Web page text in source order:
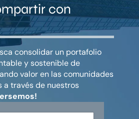
con
consolidar un portafolio
y sostenible de
valor en las comunidades
a través de nuestros